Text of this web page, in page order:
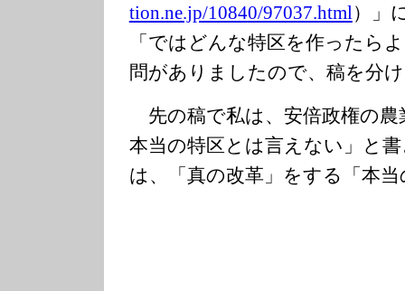
tion.ne.jp/10840/97037.html ）」
「ではどんな特区を作ったら
問がありましたので、稿を分
先の稿で私は、安倍政権の農
本当の特区とは言えない」と
は、「真の改革」をする「本